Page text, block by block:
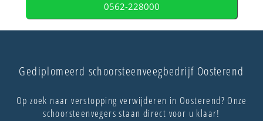
0562-228000
Gediplomeerd schoorsteenveegbedrijf Oosterend
Op zoek naar verstopping verwijderen in Oosterend? Onze
schoorsteenvegers staan direct voor u klaar!